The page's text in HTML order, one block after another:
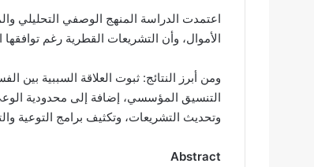
اعتمدت الدراسة المنهج الوصفي التحليلي
الأموال، وأن التشريعات القطرية رغم
ومن أبرز النتائج: ثبوت العلاقة السببية
التنسيق المؤسسي، إضافة إلى محدودية
وتحديث التشريعات، وتكثيف برامج التوعية
Abstract